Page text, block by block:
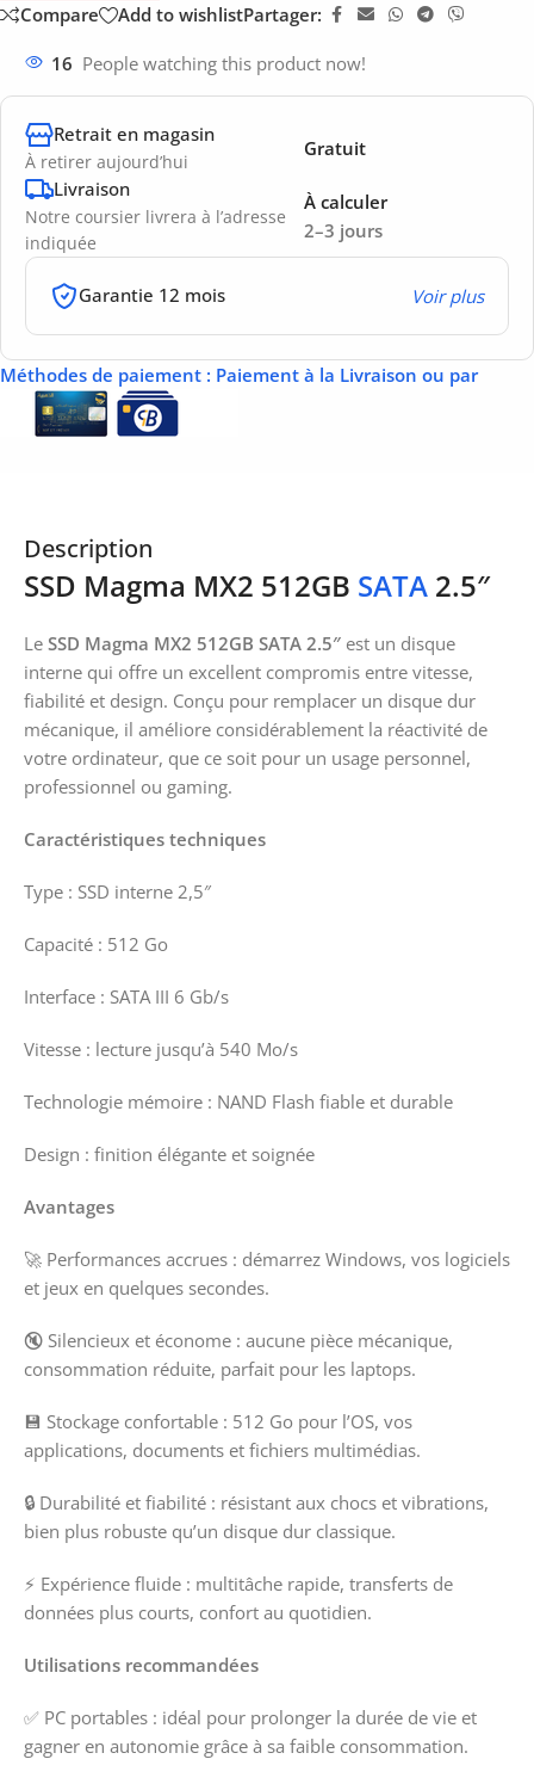
Compare
Add to wishlistPartager:
16 People watching this product now!
Retrait en magasin
À retirer aujourd’hui
Gratuit
Livraison
Notre coursier livrera à l’adresse
indiquée
2–3 jours
À calculer
Garantie 12 mois Voir plus
Méthodes de paiement : Paiement à la Livraison ou par
Description
SSD Magma MX2 512GB SATA 2.5″
Le SSD Magma MX2 512GB SATA 2.5″ est un disque
interne qui offre un excellent compromis entre vitesse,
fiabilité et design. Conçu pour remplacer un disque dur
mécanique, il améliore considérablement la réactivité de
votre ordinateur, que ce soit pour un usage personnel,
professionnel ou gaming.
Caractéristiques techniques
Type : SSD interne 2,5″
Capacité : 512 Go
Interface : SATA III 6 Gb/s
Vitesse : lecture jusqu’à 540 Mo/s
Technologie mémoire : NAND Flash fiable et durable
Design : finition élégante et soignée
Avantages
🚀 Performances accrues : démarrez Windows, vos logiciels
et jeux en quelques secondes.
🔇 Silencieux et économe : aucune pièce mécanique,
consommation réduite, parfait pour les laptops.
💾 Stockage confortable : 512 Go pour l’OS, vos
applications, documents et fichiers multimédias.
🔒 Durabilité et fiabilité : résistant aux chocs et vibrations,
bien plus robuste qu’un disque dur classique.
⚡ Expérience fluide : multitâche rapide, transferts de
données plus courts, confort au quotidien.
Utilisations recommandées
✅ PC portables : idéal pour prolonger la durée de vie et
gagner en autonomie grâce à sa faible consommation.